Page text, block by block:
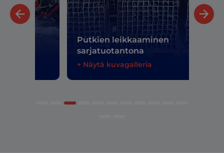
Putkien leikkaaminen
sarjatuotantona
+ Näytä kuvagalleria